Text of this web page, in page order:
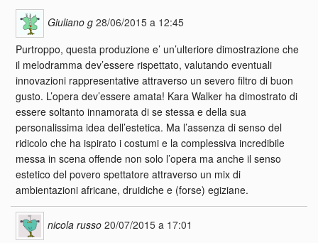
Giuliano g 28/06/2015 a 12:45
Purtroppo, questa produzione e’ un’ulteriore dimostrazione che
il melodramma dev’essere rispettato, valutando eventuali
innovazioni rappresentative attraverso un severo filtro di buon
gusto. L’opera dev’essere amata! Kara Walker ha dimostrato di
essere soltanto innamorata di se stessa e della sua
personalissima idea dell’estetica. Ma l’assenza di senso del
ridicolo che ha ispirato i costumi e la complessiva incredibile
messa in scena offende non solo l’opera ma anche il senso
estetico del povero spettatore attraverso un mix di
ambientazioni africane, druidiche e (forse) egiziane.
nicola russo 20/07/2015 a 17:01